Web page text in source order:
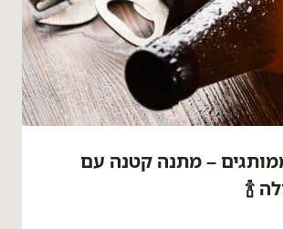
– מתנה קטנה עם
🍾